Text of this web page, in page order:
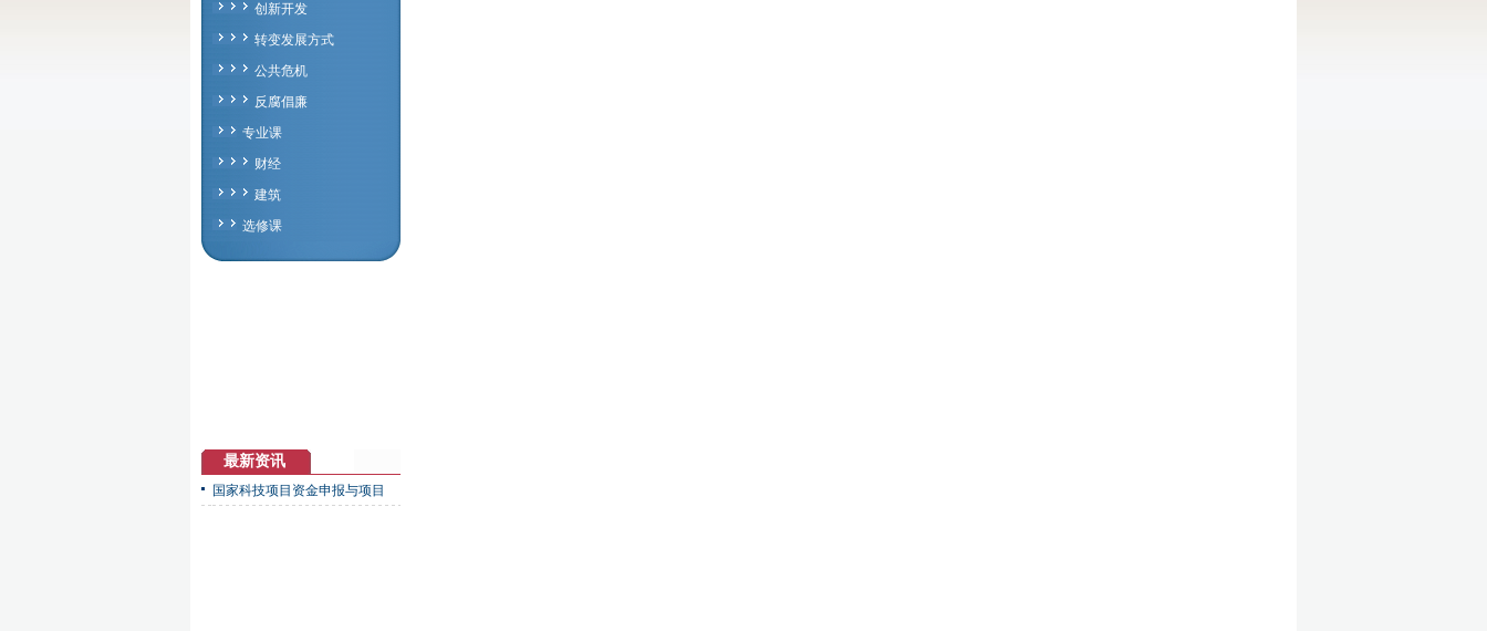
创新开发
转变发展方式
公共危机
反腐倡廉
专业课
财经
建筑
选修课
最新资讯
国家科技项目资金申报与项目